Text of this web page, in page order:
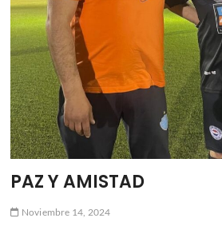
PAZ Y AMISTAD
Noviembre 14, 2024